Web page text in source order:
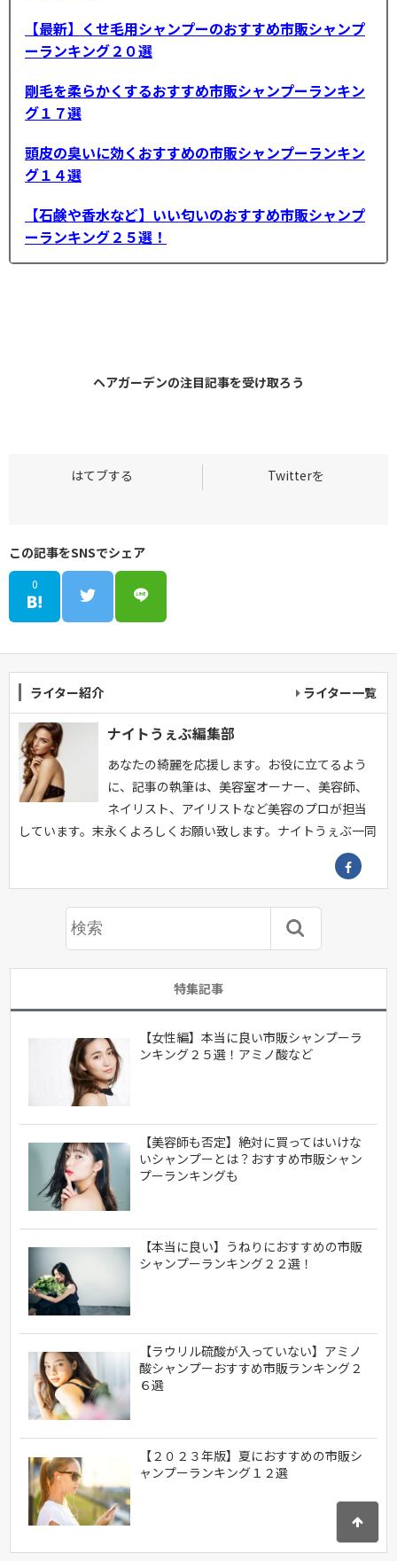
【最新】くせ毛用シャンプーのおすすめ市販シャンプ
ーランキング２０選
剛毛を柔らかくするおすすめ市販シャンプーランキン
グ１７選
頭皮の臭いに効くおすすめの市販シャンプーランキン
グ１４選
【石鹸や香水など】いい匂いのおすすめ市販シャンプ
ーランキング２５選！
ヘアガーデンの注目記事を受け取ろう
この記事をSNSでシェア
0
ライター紹介 ライター一覧
ナイトうぇぶ編集部
あなたの綺麗を応援します。お役に立てるよう
に、記事の執筆は、美容室オーナー、美容師、
ネイリスト、アイリストなど美容のプロが担当
しています。末永くよろしくお願い致します。ナイトうぇぶ一同
特集記事
【女性編】本当に良い市販シャンプーラ
ンキング２５選！アミノ酸など
【美容師も否定】絶対に買ってはいけな
いシャンプーとは？おすすめ市販シャン
プーランキングも
【本当に良い】うねりにおすすめの市販
シャンプーランキング２２選！
【ラウリル硫酸が入っていない】アミノ
酸シャンプーおすすめ市販ランキング２
６選
【２０２３年版】夏におすすめの市販シ
ャンプーランキング１２選